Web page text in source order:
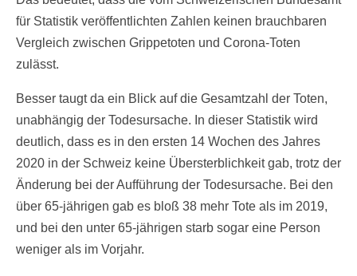
für Statistik veröffentlichten Zahlen keinen brauchbaren
Vergleich zwischen Grippetoten und Corona-Toten
zulässt.
Besser taugt da ein Blick auf die Gesamtzahl der Toten,
unabhängig der Todesursache. In dieser Statistik wird
deutlich, dass es in den ersten 14 Wochen des Jahres
2020 in der Schweiz keine Übersterblichkeit gab, trotz der
Änderung bei der Aufführung der Todesursache. Bei den
über 65-jährigen gab es bloß 38 mehr Tote als im 2019,
und bei den unter 65-jährigen starb sogar eine Person
weniger als im Vorjahr.